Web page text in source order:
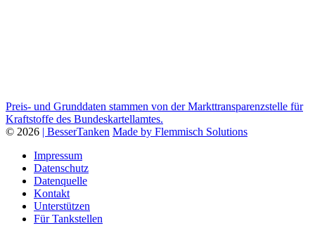
Preis- und Grunddaten stammen von der Markttransparenzstelle für
Kraftstoffe des Bundeskartellamtes.
© 2026 | BesserTanken Made by Flemmisch Solutions
Impressum
Datenschutz
Datenquelle
Kontakt
Unterstützen
Für Tankstellen